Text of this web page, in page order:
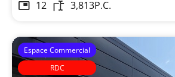
12
3,813P.C.
Espace Commercial
RDC